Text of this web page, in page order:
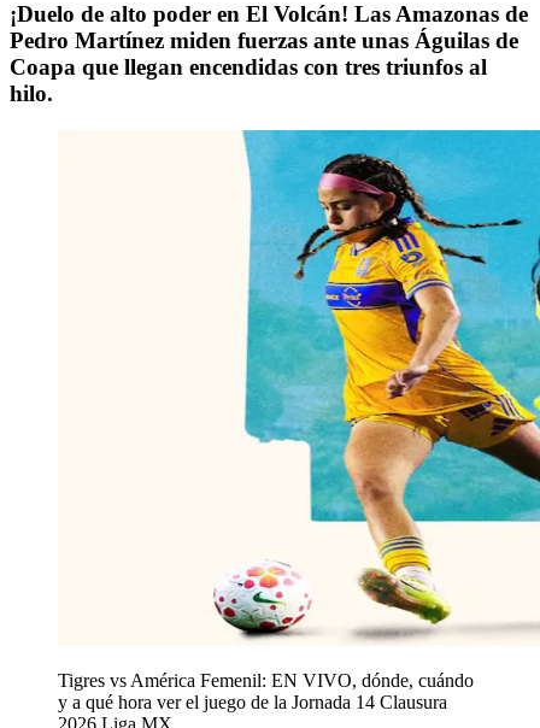
¡Duelo de alto poder en El Volcán! Las Amazonas de
Pedro Martínez miden fuerzas ante unas Águilas de
Coapa que llegan encendidas con tres triunfos al
hilo.
Tigres vs América Femenil: EN VIVO, dónde, cuándo
y a qué hora ver el juego de la Jornada 14 Clausura